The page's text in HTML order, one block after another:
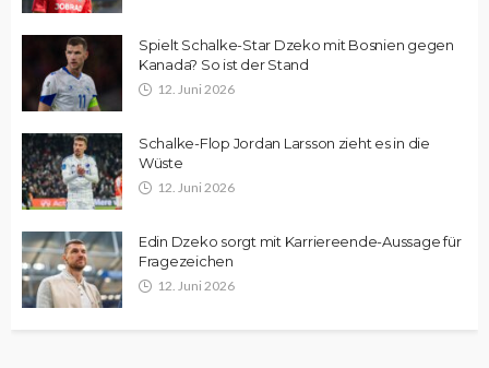
Spielt Schalke-Star Dzeko mit Bosnien gegen
Kanada? So ist der Stand
12. Juni 2026
Schalke-Flop Jordan Larsson zieht es in die
Wüste
12. Juni 2026
Edin Dzeko sorgt mit Karriereende-Aussage für
Fragezeichen
12. Juni 2026